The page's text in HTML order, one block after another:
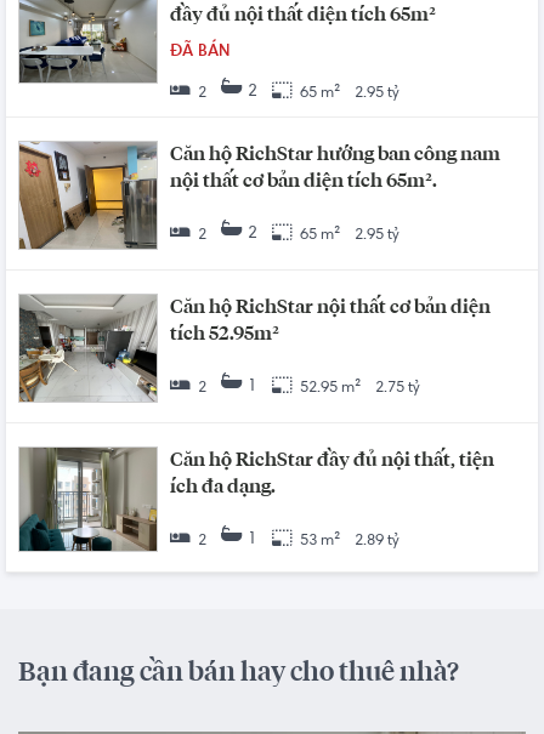
đầy đủ nội thất diện tích 65m²
ĐÃ BÁN
2 2 65 m² 2.95 tỷ
Căn hộ RichStar hướng ban công nam
nội thất cơ bản diện tích 65m².
2 2 65 m² 2.95 tỷ
Căn hộ RichStar nội thất cơ bản diện
tích 52.95m²
2 1 52.95 m² 2.75 tỷ
Căn hộ RichStar đầy đủ nội thất, tiện
ích đa dạng.
2 1 53 m² 2.89 tỷ
Bạn đang cần bán hay cho thuê nhà?